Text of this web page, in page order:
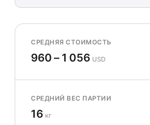
СРЕДНЯЯ СТОИМОСТЬ
960 – 1 056 USD
СРЕДНИЙ ВЕС ПАРТИИ
16 кг